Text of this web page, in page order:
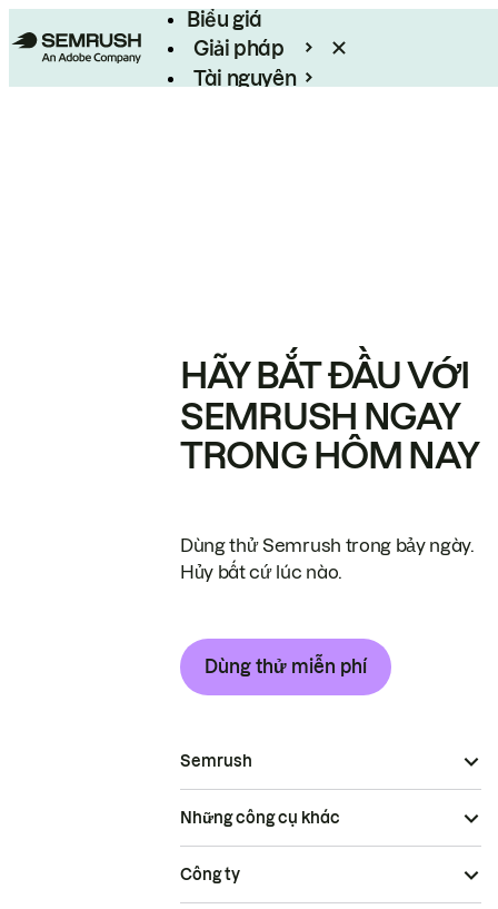
Biểu giá
Giải pháp
Tài nguyên
HÃY BẮT ĐẦU VỚI
SEMRUSH NGAY
TRONG HÔM NAY
Dùng thử Semrush trong bảy ngày.
Hủy bất cứ lúc nào.
Dùng thử miễn phí
Semrush
Những công cụ khác
Công ty